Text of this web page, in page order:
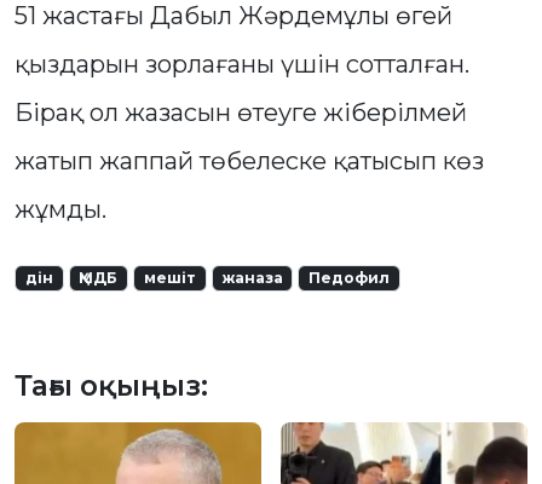
51 жастағы Дабыл Жәрдемұлы өгей
қыздарын зорлағаны үшін сотталған.
Бірақ ол жазасын өтеуге жіберілмей
жатып жаппай төбелеске қатысып көз
жұмды.
дін ҚМДБ мешіт жаназа Педофил
Тағы оқыңыз: